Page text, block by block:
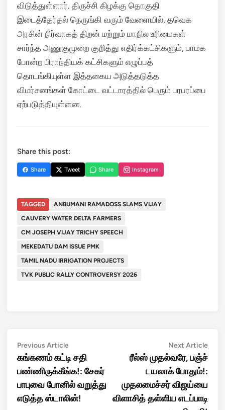
விடுத்துள்ளார். திருச்சி கிழக்கு தொகுதி
இடைத்தேர்தல் நெருங்கி வரும் வேளையில், தவெக
அரசின் நிர்வாகத் திறன் மற்றும் மாநில உரிமைகள்
சார்ந்த அணுகுமுறை குறித்து எதிர்க்கட்சிகளும், பாமக
போன்ற பிராந்தியக் கட்சிகளும் எழுப்பத்
தொடங்கியுள்ள இத்தகைய அடுத்தடுத்த
விமர்சனங்கள் கோட்டை வட்டாரத்தில் பெரும் பரபரப்பை
ஏற்படுத்தியுள்ளன.
Share this post:
Share Tweet Share Instagram
TAGGED
ANBUMANI RAMADOSS SLAMS VIJAY
CAUVERY WATER DELTA FARMERS
CM JOSEPH VIJAY TRICHY SPEECH
MEKEDATU DAM ISSUE PMK
TAMIL NADU IRRIGATION PROJECTS
TVK PUBLIC RALLY CONTROVERSY 2026
Post
navigation
Previous ArticlePrevious
article:
கங்கணம் கட்டி சதி
பண்ணிருக்கீங்க!: சேகர்
பாபுவை போனில் வறுத்து
எடுத்த ஸ்டாலின்!
Next ArticleNext
ரீல்ஸ் முதல்வரே, பஞ்ச்
டயலாக் போதும்!:
முதலமைச்சர் விஜய்யை
விளாசித் தள்ளிய எடப்பாடி